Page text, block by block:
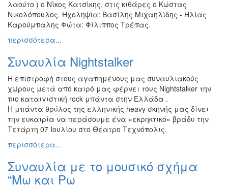
λαούτο ) ο Νίκος Κατσίκης, στις κιθάρες ο Κώστας
Νικολόπουλος. Ηχοληψία: Βασίλης Μιχαηλίδης - Ηλίας
Καρούμπαλης Φώτα: Φίλιππος Τρέπας.
περισσότερα...
Συναυλία Nightstalker
H επιστροφή στους αγαπημένους μας συναυλιακούς
χώρους μετά από καιρό μας φέρνει τους Nightstalker την
πιο καταιγιστική rock μπάντα στην Ελλάδα .
H μπάντα θρύλος της ελληνικής heavy σκηνής μας δίνει
την ευκαιρία να περάσουμε ένα «εκρηκτικό» βράδυ την
Τετάρτη 07 Ιουλίου στο Θέατρο Τεχνόπολις.
περισσότερα...
Συναυλία με το μουσικό σχήμα
“Μω και Ρω